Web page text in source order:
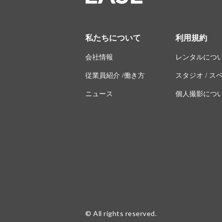
私たちについて
会社情報
従業員紹介 /働き方
ニュース
利用規約
レンタルにつ
スタジオ / ス
個人撮影につ
© All rights reserved.